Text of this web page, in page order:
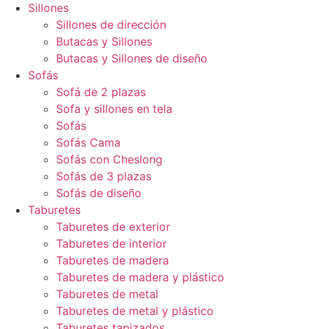
Sillones
Sillones de dirección
Butacas y Sillones
Butacas y Sillones de diseño
Sofás
Sofá de 2 plazas
Sofa y sillones en tela
Sofás
Sofás Cama
Sofás con Cheslong
Sofás de 3 plazas
Sofás de diseño
Taburetes
Taburetes de exterior
Taburetes de interior
Taburetes de madera
Taburetes de madera y plástico
Taburetes de metal
Taburetes de metal y plástico